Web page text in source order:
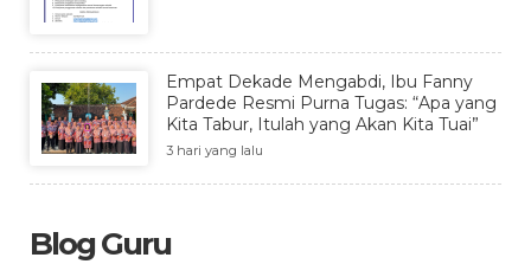
Empat Dekade Mengabdi, Ibu Fanny
Pardede Resmi Purna Tugas: “Apa yang
Kita Tabur, Itulah yang Akan Kita Tuai”
3 hari yang lalu
Blog Guru